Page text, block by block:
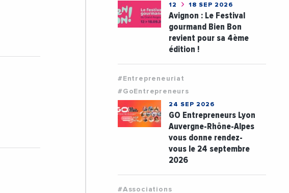
12 18 SEP 2026
Avignon : Le Festival
gourmand Bien Bon
revient pour sa 4ème
édition !
#Entrepreneuriat
#GoEntrepreneurs
24 SEP 2026
GO Entrepreneurs Lyon
Auvergne-Rhône-Alpes
vous donne rendez-
vous le 24 septembre
2026
#Associations